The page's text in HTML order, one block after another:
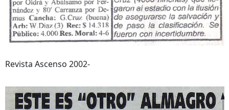
Revista Ascenso 2002-